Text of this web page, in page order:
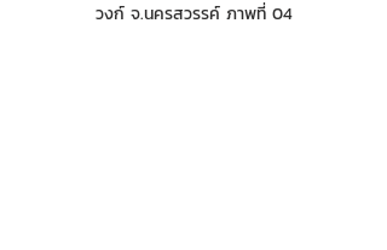
วงก์ จ.นครสวรรค์ ภาพที่ 04